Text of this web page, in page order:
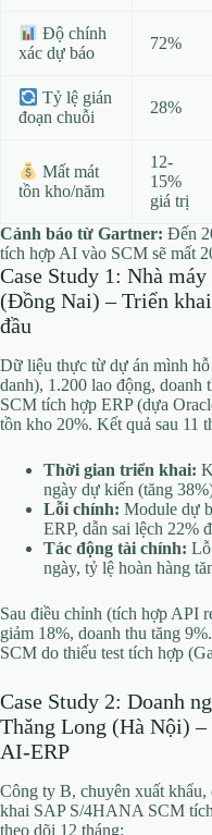
Độ chính
xác dự báo
72%
Tỷ lệ gián
đoạn chuỗi
28%
Mất mát
tồn kho/năm
12-
15%
giá trị
Cảnh báo từ Gartner: Đến
tích hợp AI vào SCM sẽ mất
Case Study 1: Nhà
(Đồng Nai) – Triển
đầu
Dữ liệu thực từ dự án mình
danh), 1.200 lao động, doanh
SCM tích hợp ERP (dựa
tồn kho 20%. Kết quả sau 11
Thời gian triển khai:
ngày dự kiến (tăng
Lỗi chính: Module dự
ERP, dẫn sai lệch 22%
Tác động tài chính: Lỗ
ngày, tỷ lệ hoàn hàng
Sau điều chỉnh (tích hợp API
giảm 18%, doanh thu tăng 9%.
SCM do thiếu test tích hợp
Case Study 2: Doanh
Thăng Long (Hà Nội)
AI-ERP
Công ty B, chuyên xuất
khai SAP S/4HANA SCM
theo dõi 12 tháng: